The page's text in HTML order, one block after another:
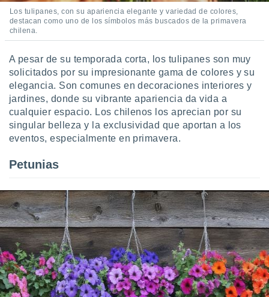
Los tulipanes, con su apariencia elegante y variedad de colores,
destacan como uno de los símbolos más buscados de la primavera
chilena.
A pesar de su temporada corta, los tulipanes son muy
solicitados por su impresionante gama de colores y su
elegancia. Son comunes en decoraciones interiores y
jardines, donde su vibrante apariencia da vida a
cualquier espacio. Los chilenos los aprecian por su
singular belleza y la exclusividad que aportan a los
eventos, especialmente en primavera.
Petunias